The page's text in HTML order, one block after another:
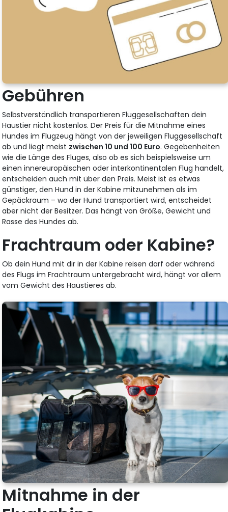
Gebühren
Selbstverständlich transportieren Fluggesellschaften dein
Haustier nicht kostenlos. Der Preis für die Mitnahme eines
Hundes im Flugzeug hängt von der jeweiligen Fluggesellschaft
ab und liegt meist zwischen 10 und 100 Euro. Gegebenheiten
wie die Länge des Fluges, also ob es sich beispielsweise um
einen innereuropäischen oder interkontinentalen Flug handelt,
entscheiden auch mit über den Preis. Meist ist es etwas
günstiger, den Hund in der Kabine mitzunehmen als im
Gepäckraum – wo der Hund transportiert wird, entscheidet
aber nicht der Besitzer. Das hängt von Größe, Gewicht und
Rasse des Hundes ab.
Frachtraum oder Kabine?
Ob dein Hund mit dir in der Kabine reisen darf oder während
des Flugs im Frachtraum untergebracht wird, hängt vor allem
vom Gewicht des Haustieres ab.
Mitnahme in der